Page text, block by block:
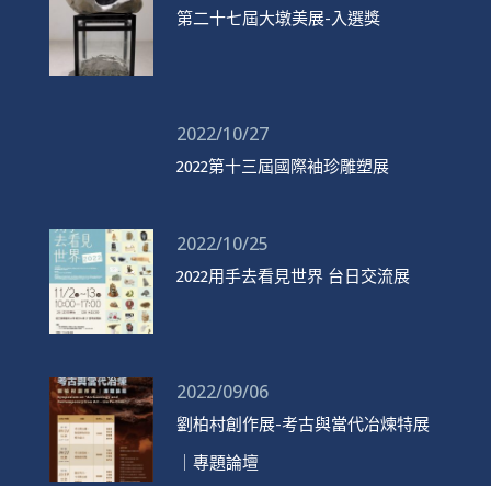
第二十七屆大墩美展-入選獎
2022/10/27
2022第十三屆國際袖珍雕塑展
2022/10/25
2022用手去看見世界 台日交流展
2022/09/06
劉柏村創作展-考古與當代冶煉特展
｜專題論壇